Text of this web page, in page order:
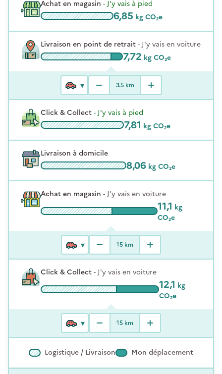
Achat en magasin -J'y vais à pied
6,85 kg CO₂e
Livraison en point de retrait- J'y vais en voiture
7,72 kg CO₂e
3.5 km
Click & Collect-J'y vais à pied
7,81 kg CO₂e
Livraison à domicile
8,06 kg CO₂e
Achat en magasin - J'y vais en voiture
11,1 kg
CO₂e
15 km
Click & Collect- J'y vais en voiture
12,1 kg
CO₂e
15 km
Logistique / Livraison Mon déplacement